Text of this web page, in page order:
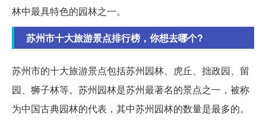
林中最具特色的园林之一。
苏州市十大旅游景点排行榜，你想去哪个?
苏州市的十大旅游景点包括苏州园林、虎丘、拙政园、留
园、狮子林等。苏州园林是苏州最著名的景点之一，被称
为中国古典园林的代表，其中苏州园林的数量是最多的。